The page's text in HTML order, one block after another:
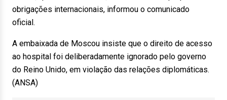
obrigações internacionais, informou o comunicado
oficial.
A embaixada de Moscou insiste que o direito de acesso
ao hospital foi deliberadamente ignorado pelo governo
do Reino Unido, em violação das relações diplomáticas.
(ANSA)